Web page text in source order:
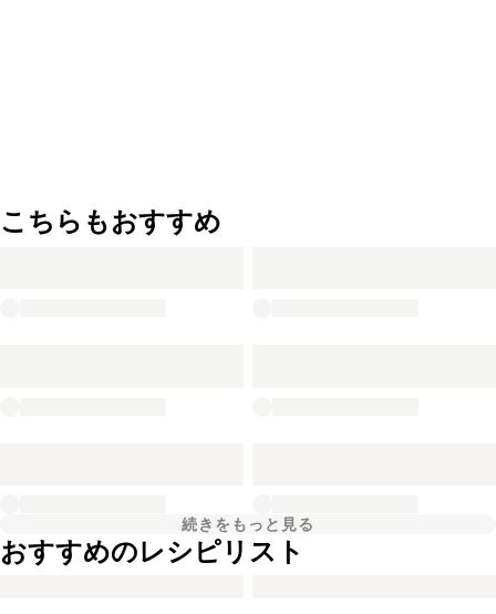
こちらもおすすめ
続きをもっと見る
おすすめのレシピリスト